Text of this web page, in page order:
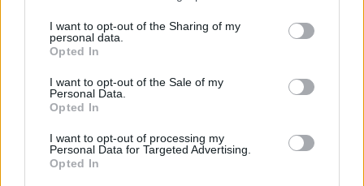
I want to opt-out of the Sharing of my
personal data.
Opted In
I want to opt-out of the Sale of my
Personal Data.
Opted In
I want to opt-out of processing my
Personal Data for Targeted Advertising.
Opted In
καταστρέφει την ισορροπία της
κορτιζόλης
Μην μπαίνετε στο τηλέφωνό σας
πρωί-πρωί» προειδοποιεί η Δρ
Medizade. Η ίδια σας προτείνει να